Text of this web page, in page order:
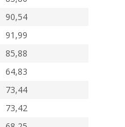
90,54
91,99
85,88
64,83
73,44
73,42